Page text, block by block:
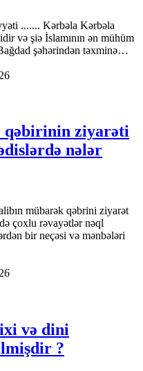
....... Kərbəla Kərbəla
və şiə İslamının ən mühüm
şəhərindən təxminə…
qəbirinin ziyarəti
nələr
mübarək qəbrini ziyarət
çoxlu rəvayətlər nəql
bir neçəsi və mənbələri
və dini
?